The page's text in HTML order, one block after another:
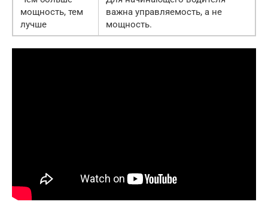
мощность, тем
лучше
важна управляемость, а не
мощность.